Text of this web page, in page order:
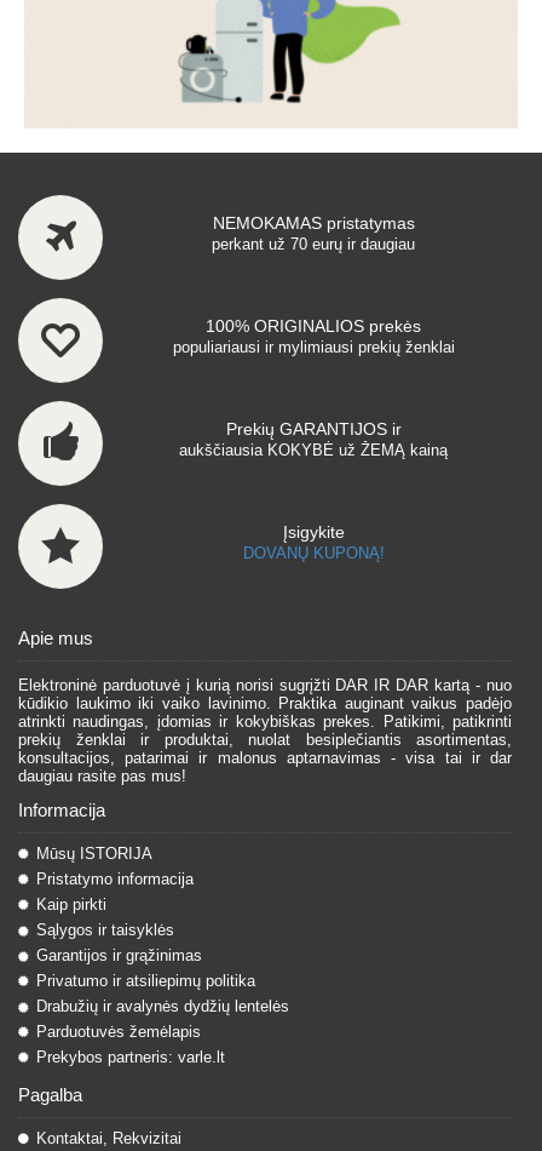
NEMOKAMAS pristatymas
perkant už 70 eurų ir daugiau
100% ORIGINALIOS prekės
populiariausi ir mylimiausi prekių ženklai
Prekių GARANTIJOS ir
aukščiausia KOKYBĖ už ŽEMĄ kainą
Įsigykite
DOVANŲ KUPONĄ!
Apie mus
Elektroninė parduotuvė į kurią norisi sugrįžti DAR IR DAR kartą - nuo
kūdikio laukimo iki vaiko lavinimo. Praktika auginant vaikus padėjo
atrinkti naudingas, įdomias ir kokybiškas prekes. Patikimi, patikrinti
prekių ženklai ir produktai, nuolat besiplečiantis asortimentas,
konsultacijos, patarimai ir malonus aptarnavimas - visa tai ir dar
daugiau rasite pas mus!
Informacija
Mūsų ISTORIJA
Pristatymo informacija
Kaip pirkti
Sąlygos ir taisyklės
Garantijos ir grąžinimas
Privatumo ir atsiliepimų politika
Drabužių ir avalynės dydžių lentelės
Parduotuvės žemėlapis
Prekybos partneris: varle.lt
Pagalba
Kontaktai, Rekvizitai